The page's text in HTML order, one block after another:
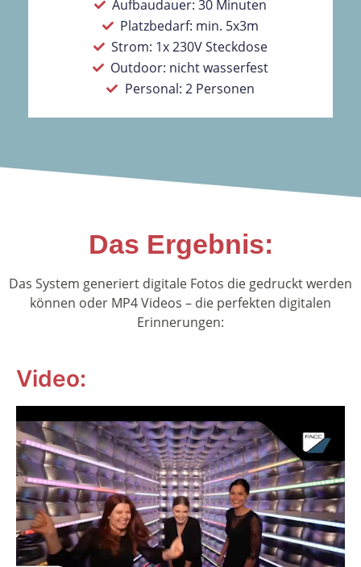
Aufbaudauer: 30 Minuten
Platzbedarf: min. 5x3m
Strom: 1x 230V Steckdose
Outdoor: nicht wasserfest
Personal: 2 Personen
Das Ergebnis:
Das System generiert digitale Fotos die gedruckt werden
können oder MP4 Videos – die perfekten digitalen
Erinnerungen:
Video: